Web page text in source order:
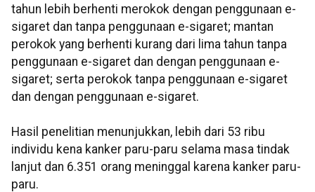
tahun lebih berhenti merokok dengan penggunaan e-
sigaret dan tanpa penggunaan e-sigaret; mantan
perokok yang berhenti kurang dari lima tahun tanpa
penggunaan e-sigaret dan dengan penggunaan e-
sigaret; serta perokok tanpa penggunaan e-sigaret
dan dengan penggunaan e-sigaret.
Hasil penelitian menunjukkan, lebih dari 53 ribu
individu kena kanker paru-paru selama masa tindak
lanjut dan 6.351 orang meninggal karena kanker paru-
paru.